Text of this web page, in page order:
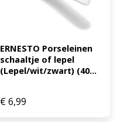
ERNESTO Porseleinen
schaaltje of lepel
(Lepel/wit/zwart) (40...
€6,99